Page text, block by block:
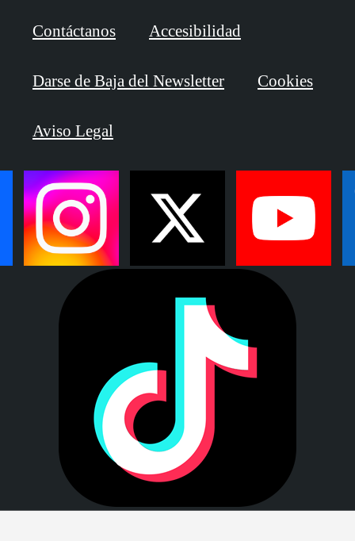
Contáctanos Accesibilidad
Darse de Baja del Newsletter Cookies
Aviso Legal